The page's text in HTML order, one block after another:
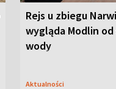
Rejs u zbiegu
wygląda Modlin
wody
Aktualności